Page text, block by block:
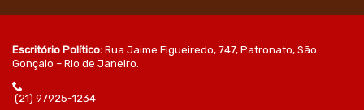
Escritório Político: Rua Jaime Figueiredo, 747, Patronato, São
Gonçalo – Rio de Janeiro.
(21) 97925-1234